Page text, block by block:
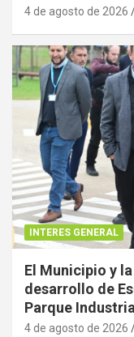
4 de agosto de 2026
INTERES GENERAL
El Municipio y
desarrollo de
Parque
4 de agosto de 2026